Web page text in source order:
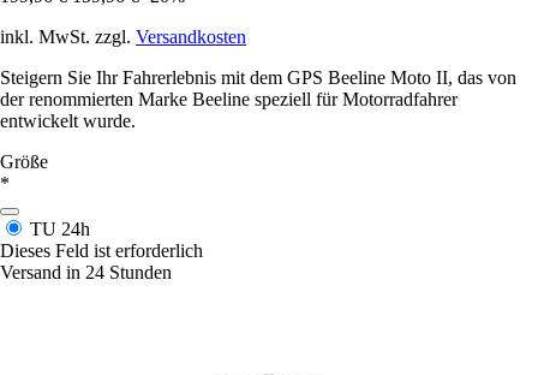
inkl. MwSt. zzgl. Versandkosten
Steigern Sie Ihr Fahrerlebnis mit dem GPS Beeline Moto II, das von
der renommierten Marke Beeline speziell für Motorradfahrer
entwickelt wurde.
Größe
*
TU 24h
Dieses Feld ist erforderlich
Versand in 24 Stunden